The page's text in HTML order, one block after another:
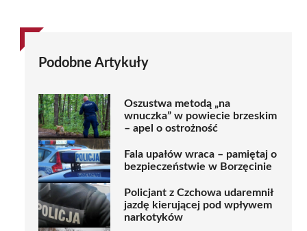
Podobne Artykuły
Oszustwa metodą „na
wnuczka” w powiecie brzeskim
– apel o ostrożność
Fala upałów wraca – pamiętaj o
bezpieczeństwie w Borzęcinie
Policjant z Czchowa udaremnił
jazdę kierującej pod wpływem
narkotyków